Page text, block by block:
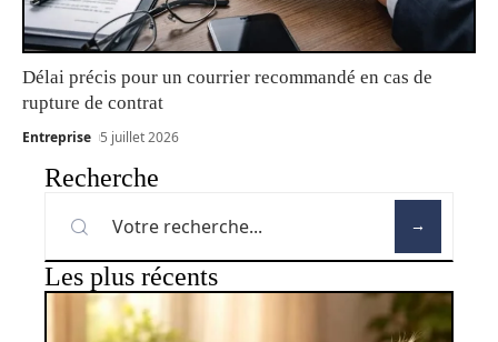
Délai précis pour un courrier recommandé en cas de
rupture de contrat
Entreprise 5 juillet 2026
Recherche
Les plus récents